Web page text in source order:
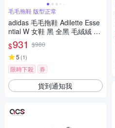
毛毛拖鞋 版型正常
adidas 毛毛拖鞋 Adilette Esse
ntial W 女鞋 黑 全黑 毛絨絨 保
暖 三葉草 愛迪達 IF3964
$931 $980
5 (1)
限時下殺 券
貨到通知我